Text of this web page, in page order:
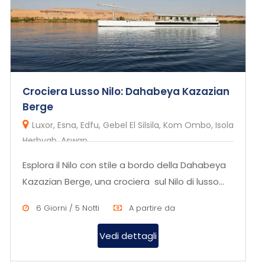
Crociera Lusso Nilo: Dahabeya Kazazian
Berge
Luxor, Esna, Edfu, Gebel El Silsila, Kom Ombo, Isola
Herbyab, Aswan
Esplora il Nilo con stile a bordo della Dahabeya
Kazazian Berge, una crociera sul Nilo di lusso
6 Giorni / 5 Notti A partire da
Vedi dettagli